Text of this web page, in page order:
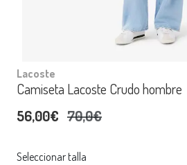
Lacoste
Camiseta Lacoste Crudo hombre
56,00€ 70,0€
Seleccionar talla